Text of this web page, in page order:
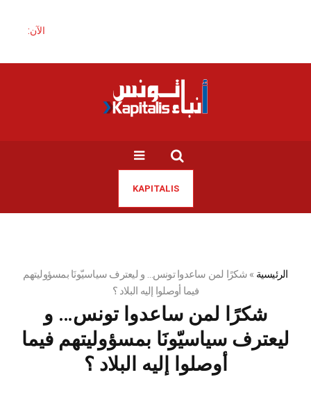
الآن:
KAPITALIS
الرئيسية »شكرًا لمن ساعدوا تونس… و ليعترف سياسيّونَا بمسؤوليتهم
فيما أوصلوا إليه البلاد ؟
شكرًا لمن ساعدوا تونس… و
ليعترف سياسيّونَا بمسؤوليتهم فيما
أوصلوا إليه البلاد ؟